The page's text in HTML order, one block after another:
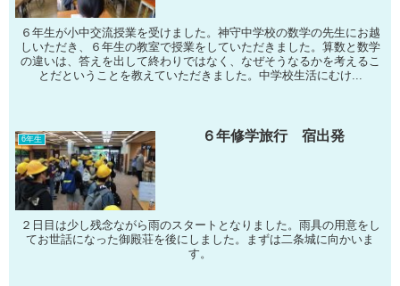
６年生が小中交流授業を受けました。神守中学校の数学の先生にお越
しいただき、６年生の教室で授業をしていただきました。算数と数学
の違いは、答えを出して終わりではなく、なぜそうなるかを考えるこ
とだということを教えていただきました。中学校生活にむけ...
6年生 ６年修学旅行 宿出発
２日目は少し残念ながら雨のスタートとなりました。雨具の用意をし
てお世話になった御殿荘を後にしました。まずは二条城に向かいま
す。